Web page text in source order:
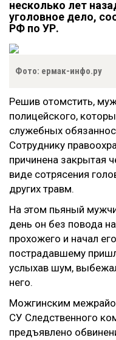
несколько лет
уголовное дело,
РФ по УР.
Фото: ермак-инфо.ру
Решив отомстить,
полицейского,
служебных
Сотруднику
причинена закрытая
виде сотрясения
других травм.
На этом пьяный
день он без повода
прохожего и начал
пострадавшему
услыхав шум,
него.
Можгинским
СУ Следственного
предъявлено